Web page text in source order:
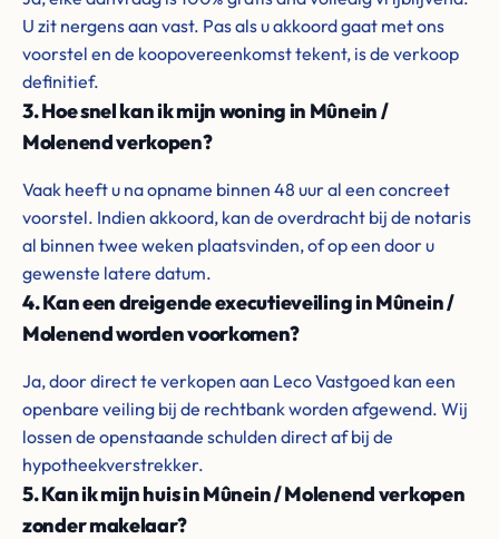
U zit nergens aan vast. Pas als u akkoord gaat met ons
voorstel en de koopovereenkomst tekent, is de verkoop
definitief.
3. Hoe snel kan ik mijn woning in Mûnein /
Molenend verkopen?
Vaak heeft u na opname binnen 48 uur al een concreet
voorstel. Indien akkoord, kan de overdracht bij de notaris
al binnen twee weken plaatsvinden, of op een door u
gewenste latere datum.
4. Kan een dreigende executieveiling in Mûnein /
Molenend worden voorkomen?
Ja, door direct te verkopen aan Leco Vastgoed kan een
openbare veiling bij de rechtbank worden afgewend. Wij
lossen de openstaande schulden direct af bij de
hypotheekverstrekker.
5. Kan ik mijn huis in Mûnein / Molenend verkopen
zonder makelaar?